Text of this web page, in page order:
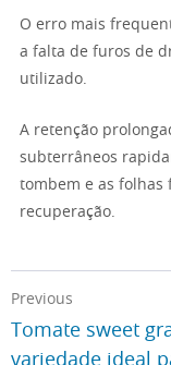
O erro mais
a falta de furos de
utilizado.
A retenção
subterrâneos
tombem e as folhas
recuperação.
Previous
Tomate sweet
variedade ideal